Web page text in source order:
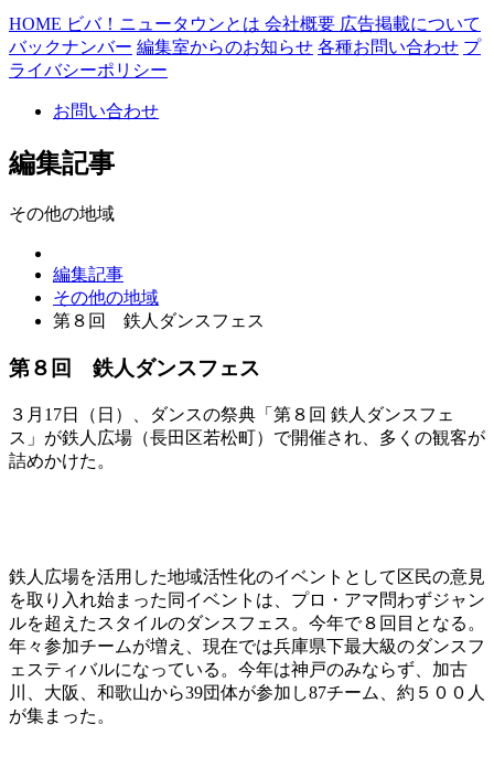
HOME ビバ！ニュータウンとは 会社概要 広告掲載について
バックナンバー 編集室からのお知らせ 各種お問い合わせ プ
ライバシーポリシー
お問い合わせ
編集記事
その他の地域
編集記事
その他の地域
第８回 鉄人ダンスフェス
第８回 鉄人ダンスフェス
３月17日（日）、ダンスの祭典「第８回 鉄人ダンスフェ
ス」が鉄人広場（長田区若松町）で開催され、多くの観客が
詰めかけた。
鉄人広場を活用した地域活性化のイベントとして区民の意見
を取り入れ始まった同イベントは、プロ・アマ問わずジャン
ルを超えたスタイルのダンスフェス。今年で８回目となる。
年々参加チームが増え、現在では兵庫県下最大級のダンスフ
ェスティバルになっている。今年は神戸のみならず、加古
川、大阪、和歌山から39団体が参加し87チーム、約５００人
が集まった。